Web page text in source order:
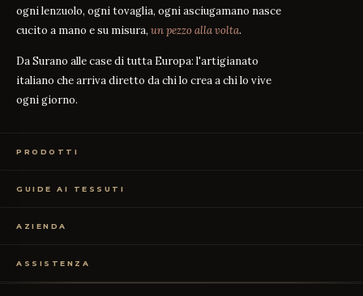
ogni lenzuolo, ogni tovaglia, ogni asciugamano nasce
cucito a mano e su misura, un pezzo alla volta.
Da Surano alle case di tutta Europa: l'artigianato
italiano che arriva diretto da chi lo crea a chi lo vive
ogni giorno.
PRODOTTI
Biancheria Tavola
Abbigliamento
GUIDE AI TESSUTI
Percalle o Raso?
TC300 vs Cotone Egiziano
Cotone vs Sintetico GUIDA
AZIENDA
Il nostro artigianato
Certificazione OEKO-TEX
ASSISTENZA